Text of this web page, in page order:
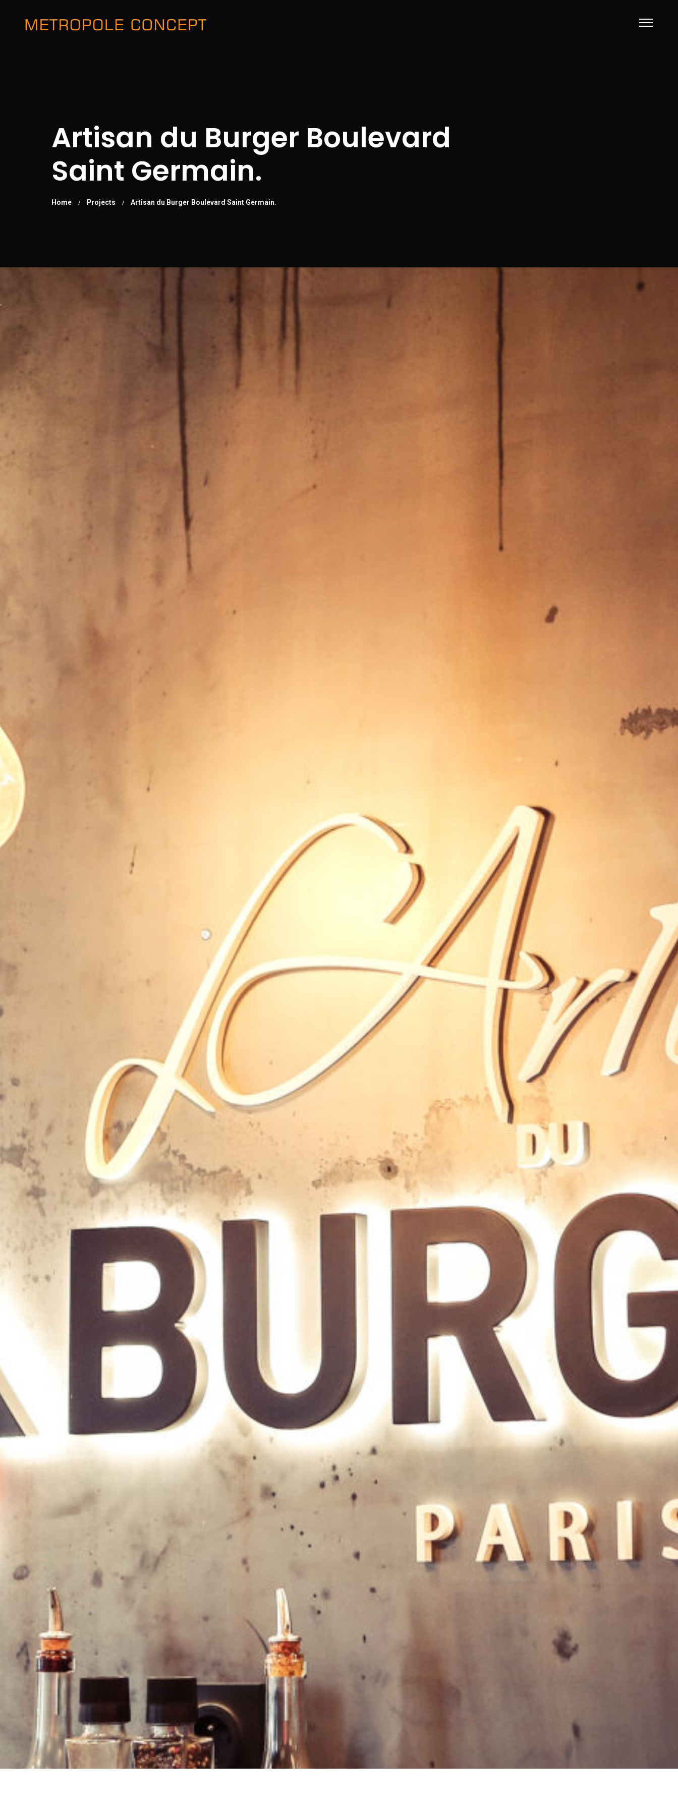
Artisan du Burger Boulevard
Saint Germain.
Home / Projects / Artisan du Burger Boulevard Saint Germain.